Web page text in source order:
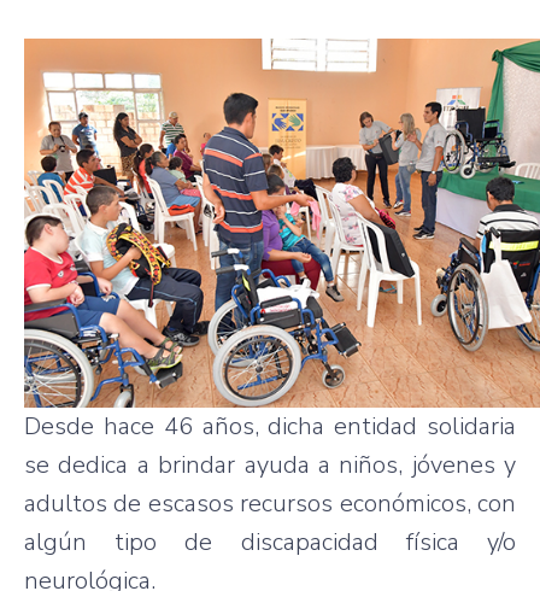
Desde hace 46 años, dicha entidad solidaria
se dedica a brindar ayuda a niños, jóvenes y
adultos de escasos recursos económicos, con
algún tipo de discapacidad física y/o
neurológica.